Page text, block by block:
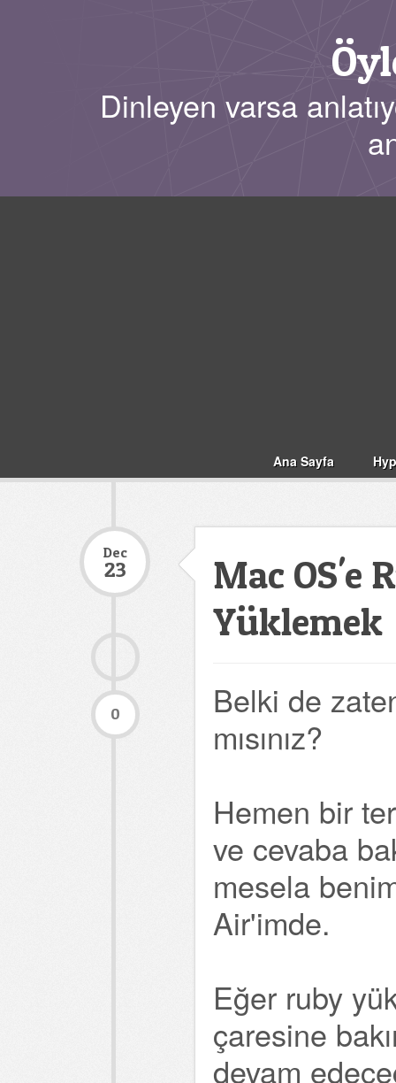
Dinleyen varsa
Ana Sayfa
Mac OS'e
Yüklemek
Dec
23
0
Belki de
mısınız?
Hemen bir
ve cevaba
mesela
Air'imde.
Eğer ruby
çaresine
devam